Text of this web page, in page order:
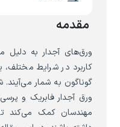
مقدمه
ورق‌های آجدار به دلیل
کاربرد در شرایط
گوناگون به شمار می‌آیند.
ورق آجدار فابریک و
مهندسان کمک می‌کند